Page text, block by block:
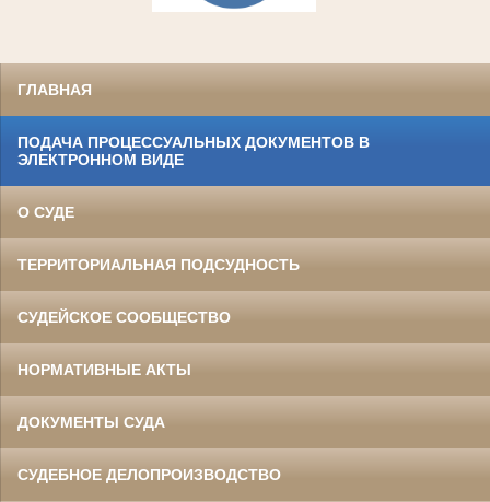
ГЛАВНАЯ
ПОДАЧА ПРОЦЕССУАЛЬНЫХ ДОКУМЕНТОВ В
ЭЛЕКТРОННОМ ВИДЕ
О СУДЕ
ТЕРРИТОРИАЛЬНАЯ ПОДСУДНОСТЬ
СУДЕЙСКОЕ СООБЩЕСТВО
НОРМАТИВНЫЕ АКТЫ
ДОКУМЕНТЫ СУДА
СУДЕБНОЕ ДЕЛОПРОИЗВОДСТВО